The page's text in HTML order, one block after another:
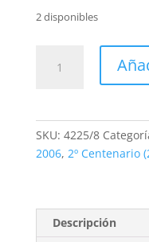
2 disponibles
4225/8.
SKU: 4225/8
2006, 2º Centenario
Descripción